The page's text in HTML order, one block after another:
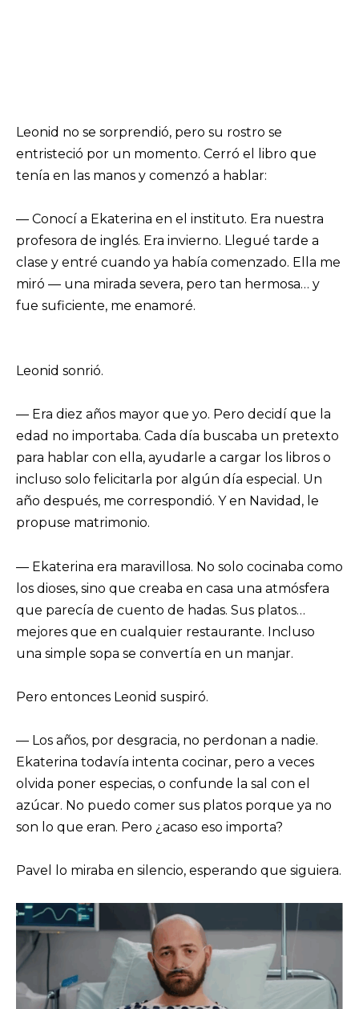
Leonid no se sorprendió, pero su rostro se
entristeció por un momento. Cerró el libro que
tenía en las manos y comenzó a hablar:
— Conocí a Ekaterina en el instituto. Era nuestra
profesora de inglés. Era invierno. Llegué tarde a
clase y entré cuando ya había comenzado. Ella me
miró — una mirada severa, pero tan hermosa… y
fue suficiente, me enamoré.
Leonid sonrió.
— Era diez años mayor que yo. Pero decidí que la
edad no importaba. Cada día buscaba un pretexto
para hablar con ella, ayudarle a cargar los libros o
incluso solo felicitarla por algún día especial. Un
año después, me correspondió. Y en Navidad, le
propuse matrimonio.
— Ekaterina era maravillosa. No solo cocinaba como
los dioses, sino que creaba en casa una atmósfera
que parecía de cuento de hadas. Sus platos…
mejores que en cualquier restaurante. Incluso
una simple sopa se convertía en un manjar.
Pero entonces Leonid suspiró.
— Los años, por desgracia, no perdonan a nadie.
Ekaterina todavía intenta cocinar, pero a veces
olvida poner especias, o confunde la sal con el
azúcar. No puedo comer sus platos porque ya no
son lo que eran. Pero ¿acaso eso importa?
Pavel lo miraba en silencio, esperando que siguiera.